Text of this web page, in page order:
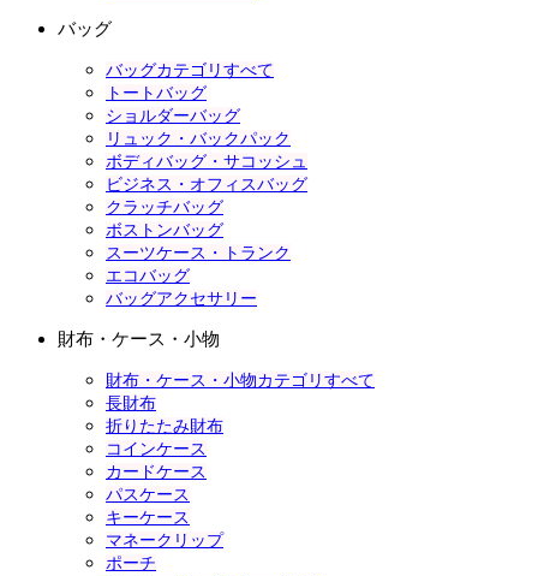
バッグ
バッグカテゴリすべて
トートバッグ
ショルダーバッグ
リュック・バックパック
ボディバッグ・サコッシュ
ビジネス・オフィスバッグ
クラッチバッグ
ボストンバッグ
スーツケース・トランク
エコバッグ
バッグアクセサリー
財布・ケース・小物
財布・ケース・小物カテゴリすべて
長財布
折りたたみ財布
コインケース
カードケース
パスケース
キーケース
マネークリップ
ポーチ